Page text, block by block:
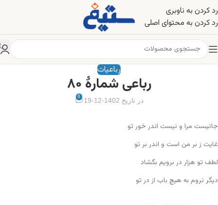
رد کردن به ناوبری
رد کردن به محتوای اصلی
رباعیات
رباعی شمارهٔ ۸۰
در تاریخ 1402-12-19 0
جانیست مرا و نیست اندر خور تو
غایت ز بر من است و اندر بر تو
لطف تو هزار در برویم بگشاد
دیگر نروم به هیچ باب از در تو